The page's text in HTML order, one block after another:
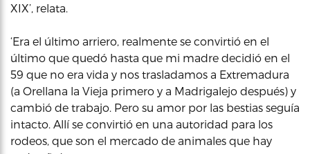
XIX’, relata.
‘Era el último arriero, realmente se convirtió en el
último que quedó hasta que mi madre decidió en el
59 que no era vida y nos trasladamos a Extremadura
(a Orellana la Vieja primero y a Madrigalejo después) y
cambió de trabajo. Pero su amor por las bestias seguía
intacto. Allí se convirtió en una autoridad para los
rodeos, que son el mercado de animales que hay